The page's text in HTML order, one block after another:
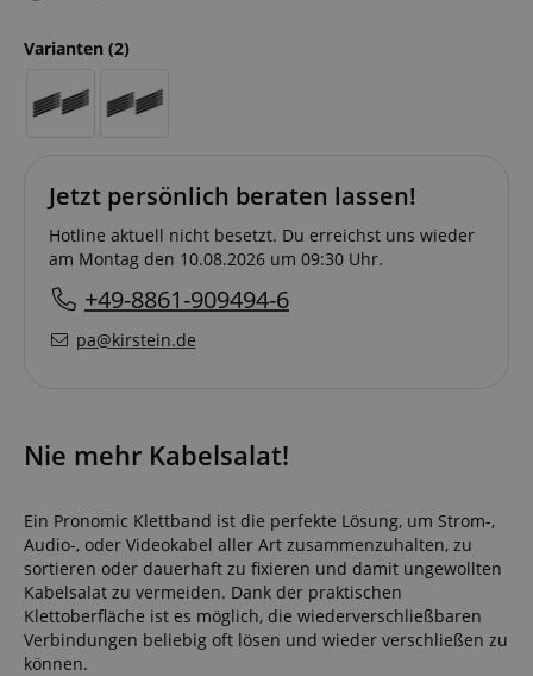
Varianten (2)
Jetzt persönlich beraten lassen!
Hotline aktuell nicht besetzt. Du erreichst uns wieder
am Montag den 10.08.2026 um 09:30 Uhr.
+49-8861-909494-6
pa@kirstein.de
Nie mehr Kabelsalat!
Ein Pronomic Klettband ist die perfekte Lösung, um Strom-,
Audio-, oder Videokabel aller Art zusammenzuhalten, zu
sortieren oder dauerhaft zu fixieren und damit ungewollten
Kabelsalat zu vermeiden. Dank der praktischen
Klettoberfläche ist es möglich, die wiederverschließbaren
Verbindungen beliebig oft lösen und wieder verschließen zu
können.